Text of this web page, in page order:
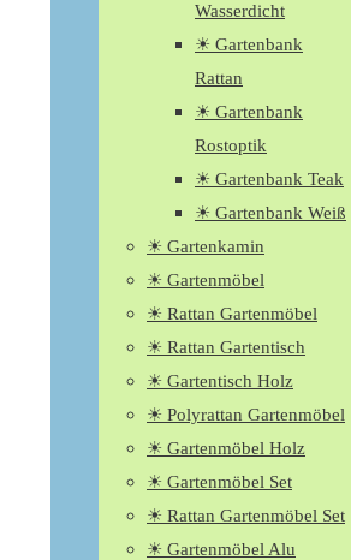
Wasserdicht
☀ Gartenbank
Rattan
☀ Gartenbank
Rostoptik
☀ Gartenbank Teak
☀ Gartenbank Weiß
☀ Gartenkamin
☀ Gartenmöbel
☀ Rattan Gartenmöbel
☀ Rattan Gartentisch
☀ Gartentisch Holz
☀ Polyrattan Gartenmöbel
☀ Gartenmöbel Holz
☀ Gartenmöbel Set
☀ Rattan Gartenmöbel Set
☀ Gartenmöbel Alu